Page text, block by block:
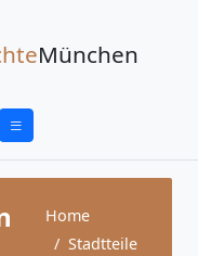
München
Home
Stadtteile